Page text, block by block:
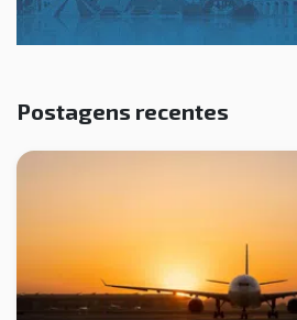
Postagens recentes